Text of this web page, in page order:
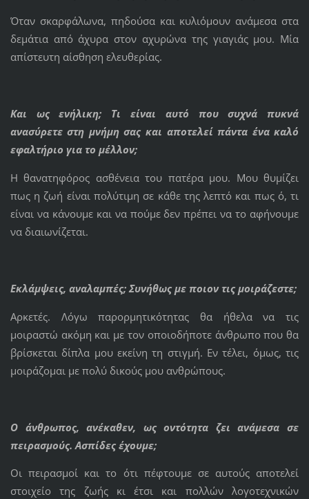
Όταν σκαρφάλωνα, πηδούσα και κυλιόμουν ανάμεσα στα
δεμάτια από άχυρα στον αχυρώνα της γιαγιάς μου. Μία
απίστευτη αίσθηση ελευθερίας.
Και ως ενήλικη; Τι είναι αυτό που συχνά πυκνά
ανασύρετε στη μνήμη σας και αποτελεί πάντα ένα καλό
εφαλτήριο για το μέλλον;
Η θανατηφόρος ασθένεια του πατέρα μου. Μου θυμίζει
πως η ζωή είναι πολύτιμη σε κάθε της λεπτό και πως ό, τι
είναι να κάνουμε και να πούμε δεν πρέπει να το αφήνουμε
να διαιωνίζεται.
Εκλάμψεις, αναλαμπές; Συνήθως με ποιον τις μοιράζεστε;
Αρκετές. Λόγω παρορμητικότητας θα ήθελα να τις
μοιραστώ ακόμη και με τον οποιοδήποτε άνθρωπο που θα
βρίσκεται δίπλα μου εκείνη τη στιγμή. Εν τέλει, όμως, τις
μοιράζομαι με πολύ δικούς μου ανθρώπους.
Ο άνθρωπος, ανέκαθεν, ως οντότητα ζει ανάμεσα σε
πειρασμούς. Ασπίδες έχουμε;
Οι πειρασμοί και το ότι πέφτουμε σε αυτούς αποτελεί
στοιχείο της ζωής κι έτσι και πολλών λογοτεχνικών